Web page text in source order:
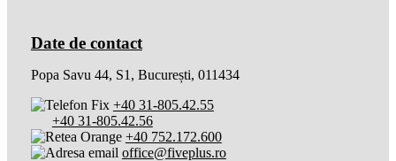
Date de contact
Popa Savu 44, S1, București, 011434
+40 31-805.42.55
+40 31-805.42.56
+40 752.172.600
office@fiveplus.ro